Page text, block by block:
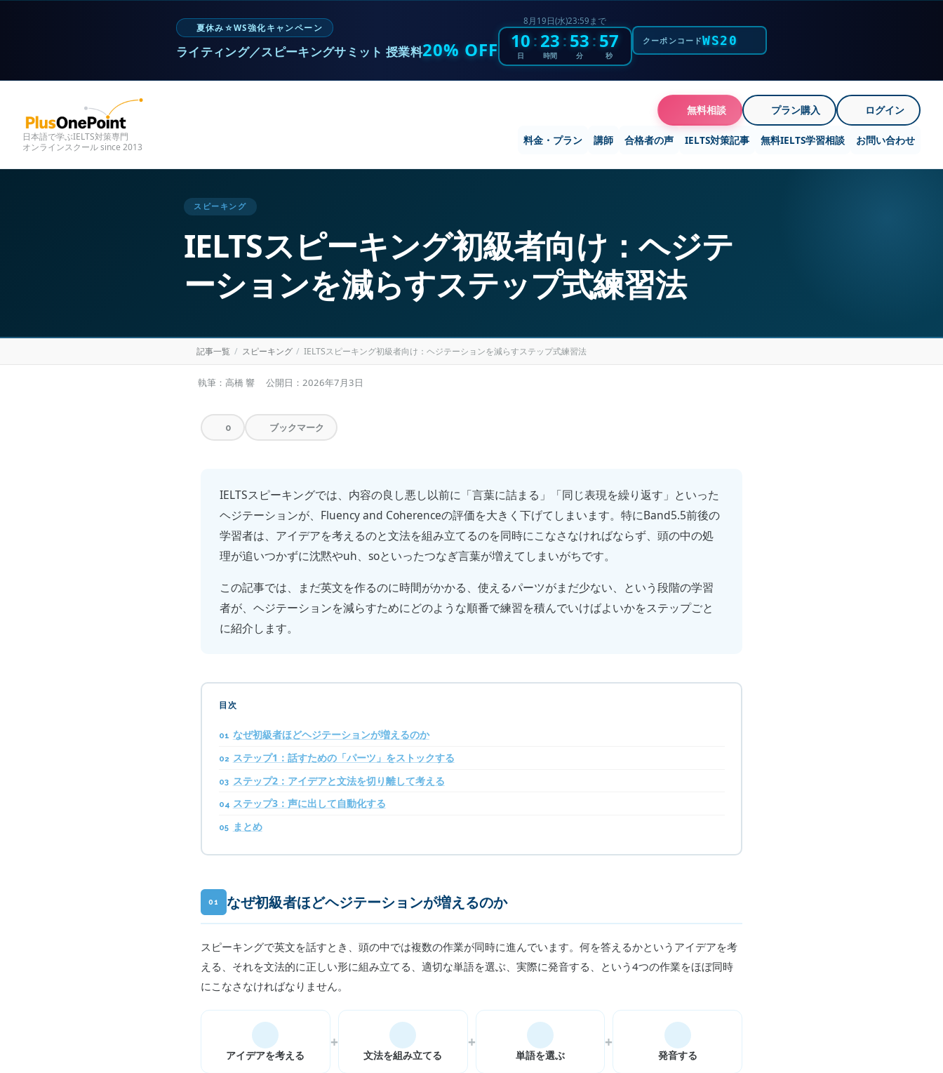
夏休み☆WS強化キャンペーン
ライティング／スピーキングサミット 授業料20% OFF
8月19日(水)23:59まで
10
日
: 23
時間
: 53
分
: 56
秒
クーポンコードWS20
日本語で学ぶIELTS対策専門
オンラインスクール since 2013
無料相談 プラン購入 ログイン
料金・プラン 講師 合格者の声 IELTS対策記事 無料IELTS学習相談 お問い合わせ
スピーキング
IELTSスピーキング初級者向け：ヘジテ
ーションを減らすステップ式練習法
記事一覧 スピーキング IELTSスピーキング初級者向け：ヘジテーションを減らすステップ式練習法
執筆：高橋 響 公開日： 2026年7月3日
0 ブックマーク
IELTSスピーキングでは、内容の良し悪し以前に「言葉に詰まる」「同じ表現を繰り返す」といった
ヘジテーションが、Fluency and Coherenceの評価を大きく下げてしまいます。特にBand5.5前後の
学習者は、アイデアを考えるのと文法を組み立てるのを同時にこなさなければならず、頭の中の処
理が追いつかずに沈黙やuh、soといったつなぎ言葉が増えてしまいがちです。
この記事では、まだ英文を作るのに時間がかかる、使えるパーツがまだ少ない、という段階の学習
者が、ヘジテーションを減らすためにどのような順番で練習を積んでいけばよいかをステップごと
に紹介します。
目次
なぜ初級者ほどヘジテーションが増えるのか
ステップ1：話すための「パーツ」をストックする
ステップ2：アイデアと文法を切り離して考える
ステップ3：声に出して自動化する
まとめ
01 なぜ初級者ほどヘジテーションが増えるのか
スピーキングで英文を話すとき、頭の中では複数の作業が同時に進んでいます。何を答えるかというアイデアを考
える、それを文法的に正しい形に組み立てる、適切な単語を選ぶ、実際に発音する、という4つの作業をほぼ同時
にこなさなければなりません。
アイデアを考える
+
文法を組み立てる
+
単語を選ぶ
+
発音する